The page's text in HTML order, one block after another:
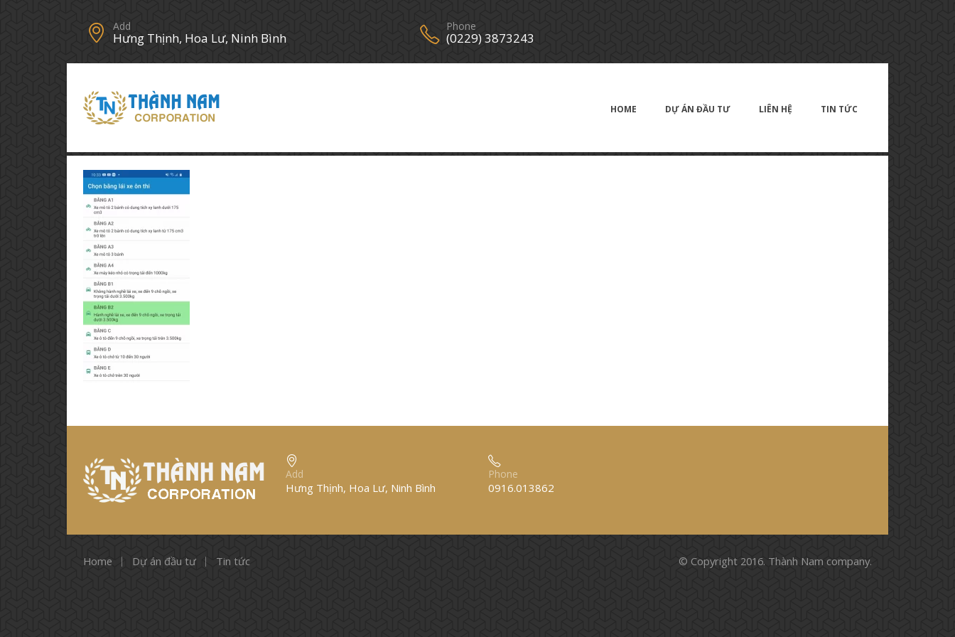
Add
Hưng Thịnh, Hoa Lư, Ninh Bình
Phone
(0229) 3873243
HOME DỰ ÁN ĐẦU TƯ LIÊN HỆ TIN TỨC
Add
Hưng Thịnh, Hoa Lư, Ninh Bình
Phone
0916.013862
Home Dự án đầu tư Tin tức © Copyright 2016. Thành Nam company.